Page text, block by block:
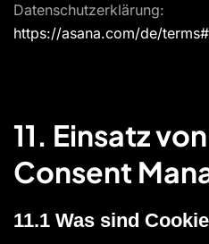
Datenschutzerklärung:
https://asana.com/de/
11. Einsatz
Consent
11.1 Was sind